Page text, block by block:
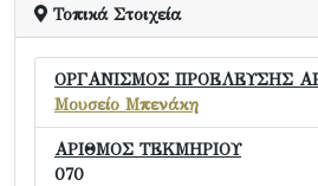
Τοπικά Στοιχεία
ΟΡΓΑΝΙΣΜΟΣ ΠΡΟΕΛΕΥΣΗΣ
Μουσείο Μπενάκη
ΑΡΙΘΜΟΣ ΤΕΚΜΗΡΙΟΥ
070